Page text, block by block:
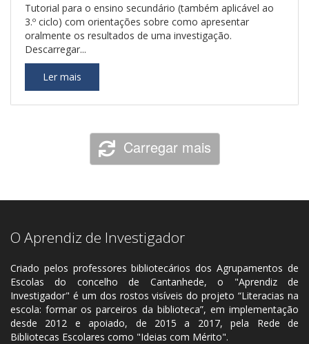
Tutorial para o ensino secundário (também aplicável ao
3.º ciclo) com orientações sobre como apresentar
oralmente os resultados de uma investigação.
Descarregar...
Ler mais
Carregar mais
O Aprendiz de Investigador
Criado pelos professores bibliotecários dos Agrupamentos de
Escolas do concelho de Cantanhede, o "Aprendiz de
Investigador" é um dos rostos visíveis do projeto “Literacias na
escola: formar os parceiros da biblioteca”, em implementação
desde 2012 e apoiado, de 2015 a 2017, pela Rede de
Bibliotecas Escolares como "Ideias com Mérito".